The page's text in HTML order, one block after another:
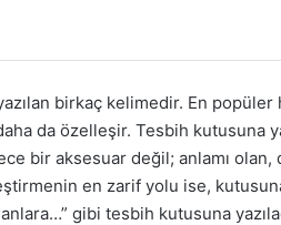
birkaç kelimedir. En
da özelleşir. Tesbih kutusuna
bir aksesuar değil; anlamı olan,
en zarif yolu ise,
gibi tesbih kutusuna